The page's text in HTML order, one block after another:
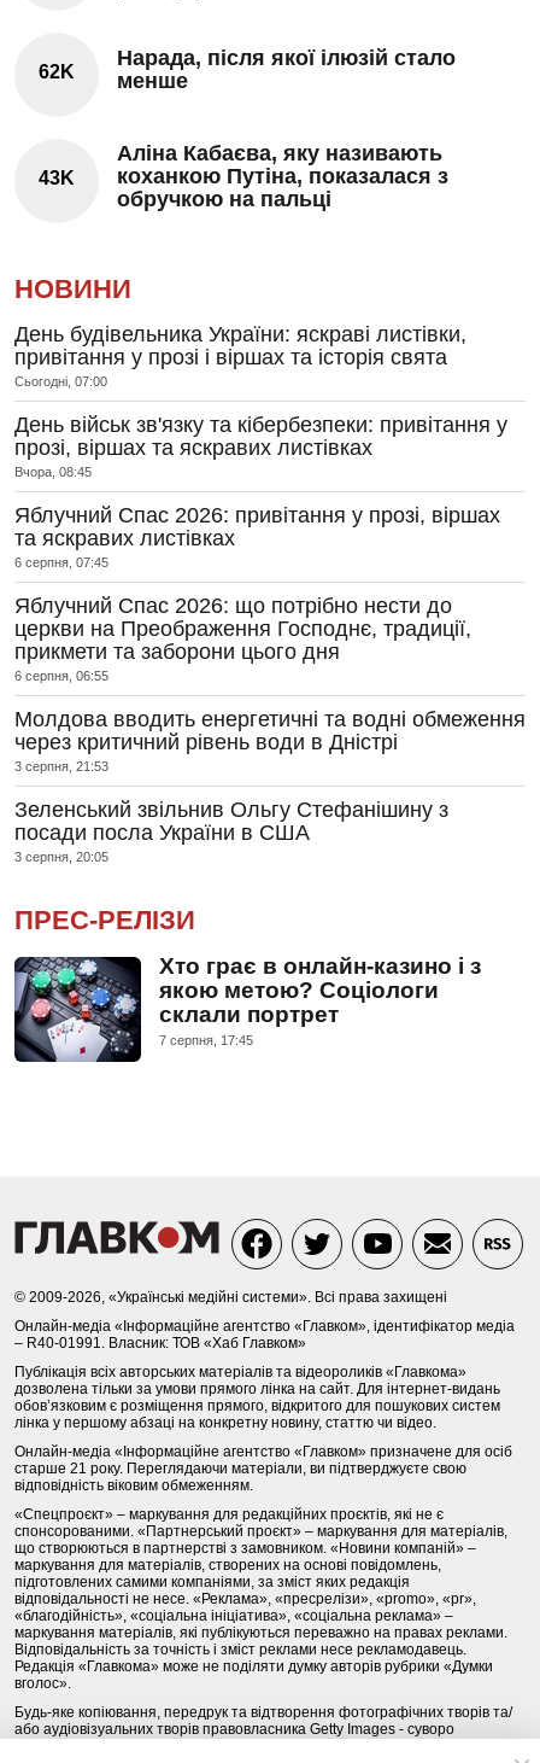
62K
Нарада, після якої ілюзій стало
менше
43K
Аліна Кабаєва, яку називають
коханкою Путіна, показалася з
обручкою на пальці
НОВИНИ
День будівельника України: яскраві листівки,
привітання у прозі і віршах та історія свята
Сьогодні, 07:00
День військ зв'язку та кібербезпеки: привітання у
прозі, віршах та яскравих листівках
Вчора, 08:45
Яблучний Спас 2026: привітання у прозі, віршах
та яскравих листівках
6 серпня, 07:45
Яблучний Спас 2026: що потрібно нести до
церкви на Преображення Господнє, традиції,
прикмети та заборони цього дня
6 серпня, 06:55
Молдова вводить енергетичні та водні обмеження
через критичний рівень води в Дністрі
3 серпня, 21:53
Зеленський звільнив Ольгу Стефанішину з
посади посла України в США
3 серпня, 20:05
ПРЕС-РЕЛІЗИ
Хто грає в онлайн-казино і з
якою метою? Соціологи
склали портрет
7 серпня, 17:45
© 2009-2026, «Українські медійні системи». Всі права захищені
Онлайн-медіа «Інформаційне агентство «Главком», ідентифікатор медіа
– R40-01991. Власник: ТОВ «Хаб Главком»
Публікація всіх авторських матеріалів та відеороликів «Главкома»
дозволена тільки за умови прямого лінка на сайт. Для інтернет-видань
обов’язковим є розміщення прямого, відкритого для пошукових систем
лінка у першому абзаці на конкретну новину, статтю чи відео.
Онлайн-медіа «Інформаційне агентство «Главком» призначене для осіб
старше 21 року. Переглядаючи матеріали, ви підтверджуєте свою
відповідність віковим обмеженням.
«Спецпроєкт» – маркування для редакційних проєктів, які не є
спонсорованими. «Партнерський проєкт» – маркування для матеріалів,
що створюються в партнерстві з замовником. «Новини компаній» –
маркування для матеріалів, створених на основі повідомлень,
підготовлених самими компаніями, за зміст яких редакція
відповідальності не несе. «Реклама», «пресрелізи», «promo», «pr»,
«благодійність», «соціальна ініціатива», «соціальна реклама» –
маркування матеріалів, які публікуються переважно на правах реклами.
Відповідальність за точність і зміст реклами несе рекламодавець.
Редакція «Главкома» може не поділяти думку авторів рубрики «Думки
вголос».
Будь-яке копіювання, передрук та відтворення фотографічних творів та/
або аудіовізуальних творів правовласника Getty Images - суворо